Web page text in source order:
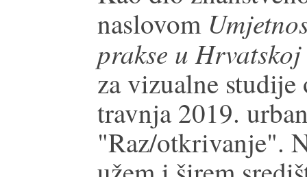
naslovom
prakse u Hrvatskoj
za vizualne
travnja 2019.
"Raz/otkrivanje".